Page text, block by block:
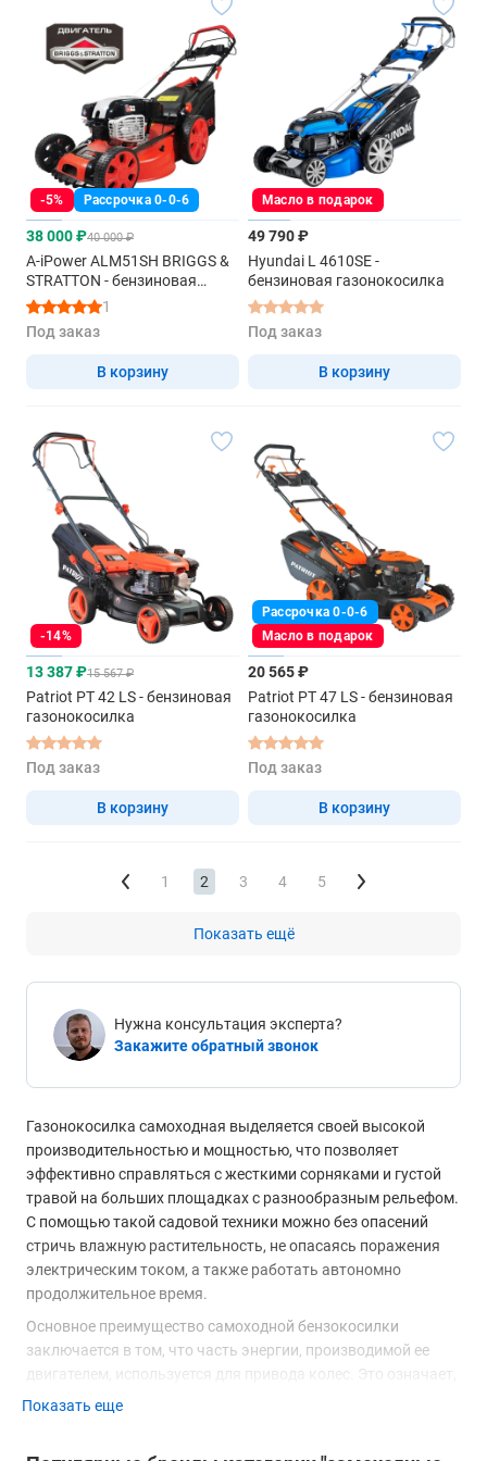
-5% Рассрочка 0-0-6
38 000 ₽40 000 ₽
A-iPower ALM51SH BRIGGS &
STRATTON - бензиновая
газонокосилка самоходная
1
Под заказ
В корзину
Масло в подарок
49 790 ₽
Hyundai L 4610SE -
бензиновая газонокосилка
Под заказ
В корзину
-14%
13 387 ₽15 567 ₽
Patriot PT 42 LS - бензиновая
газонокосилка
Под заказ
В корзину
Рассрочка 0-0-6
Масло в подарок
20 565 ₽
Patriot PT 47 LS - бензиновая
газонокосилка
Под заказ
В корзину
1 2 3 4 5
Показать ещё
Нужна консультация эксперта?
Закажите обратный звонок
Газонокосилка самоходная выделяется своей высокой
производительностью и мощностью, что позволяет
эффективно справляться с жесткими сорняками и густой
травой на больших площадках с разнообразным рельефом.
С помощью такой садовой техники можно без опасений
стричь влажную растительность, не опасаясь поражения
электрическим током, а также работать автономно
продолжительное время.
Основное преимущество самоходной бензокосилки
заключается в том, что часть энергии, производимой ее
двигателем, используется для привода колес. Это означает,
что оператору не придется прилагать физических усилий
Показать еще